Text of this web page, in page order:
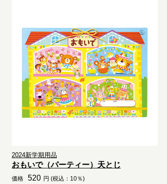
2024新学期用品
おもいで（パーティー）天とじ
価格 520 円 (税込：10％)